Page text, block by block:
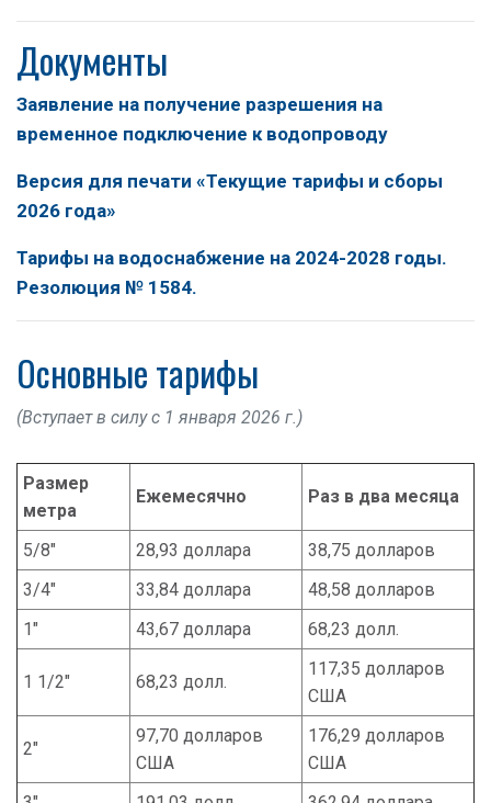
Документы
Заявление на получение разрешения на
временное подключение к водопроводу
Версия для печати «Текущие тарифы и сборы
2026 года»
Тарифы на водоснабжение на 2024-2028 годы.
Резолюция № 1584.
Основные тарифы
(Вступает в силу с 1 января 2026 г.)
Размер
метра
Ежемесячно Раз в два месяца
5/8" 28,93 доллара
38,75 долларов
3/4"
33,84 доллара
48,58 долларов
1"
43,67 доллара 68,23 долл.
1 1/2" 68,23 долл.
117,35 долларов
США
2"
97,70 долларов
США
176,29 долларов
США